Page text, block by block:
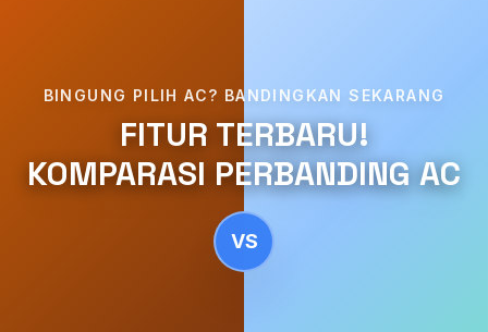
BINGUNG PILIH AC? BANDINGKAN SEKARANG
FITUR TERBARU!
KOMPARASI PERBANDING AC
VS